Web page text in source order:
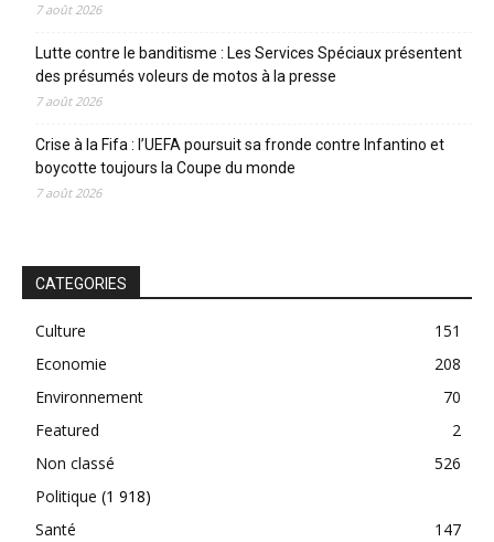
7 août 2026
Lutte contre le banditisme : Les Services Spéciaux présentent
des présumés voleurs de motos à la presse
7 août 2026
Crise à la Fifa : l’UEFA poursuit sa fronde contre Infantino et
boycotte toujours la Coupe du monde
7 août 2026
CATEGORIES
Culture
151
Economie
208
Environnement
70
Featured
2
Non classé
526
Politique (1 918)
Santé
147